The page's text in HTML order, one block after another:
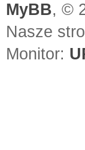
MyBB, ©
Nasze
Monitor: